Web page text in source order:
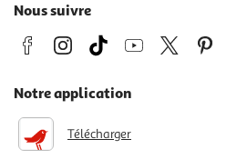
Nous suivre
Notre application
Télécharger